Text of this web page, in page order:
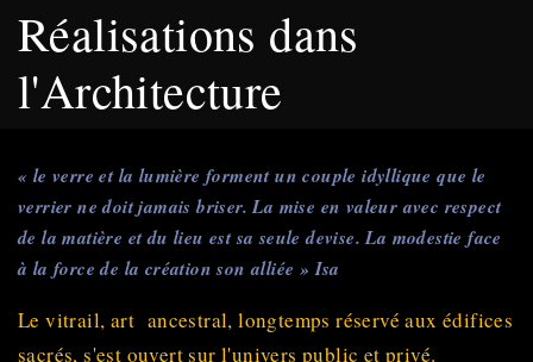
Réalisations dans
l'Architecture
« le verre et la lumière forment un couple idyllique que le
verrier ne doit jamais briser. La mise en valeur avec respect
de la matière et du lieu est sa seule devise. La modestie face
à la force de la création son alliée » Isa
Le vitrail, art ancestral, longtemps réservé aux édifices
sacrés, s'est ouvert sur l'univers public et privé.